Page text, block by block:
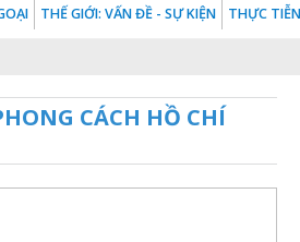
THẾ GIỚI: VẤN ĐỀ - SỰ KIỆN THỰC
CÁCH HỒ CHÍ